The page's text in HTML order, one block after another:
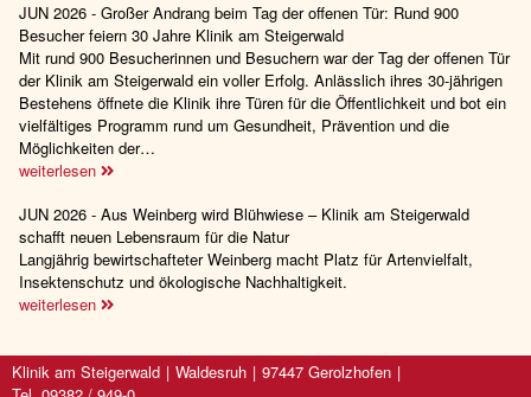
JUN 2026 - Großer Andrang beim Tag der offenen Tür: Rund 900
Besucher feiern 30 Jahre Klinik am Steigerwald
Mit rund 900 Besucherinnen und Besuchern war der Tag der offenen Tür
der Klinik am Steigerwald ein voller Erfolg. Anlässlich ihres 30-jährigen
Bestehens öffnete die Klinik ihre Türen für die Öffentlichkeit und bot ein
vielfältiges Programm rund um Gesundheit, Prävention und die
Möglichkeiten der…
weiterlesen
JUN 2026 - Aus Weinberg wird Blühwiese – Klinik am Steigerwald
schafft neuen Lebensraum für die Natur
Langjährig bewirtschafteter Weinberg macht Platz für Artenvielfalt,
Insektenschutz und ökologische Nachhaltigkeit.
weiterlesen
Klinik am Steigerwald Waldesruh
97447 Gerolzhofen